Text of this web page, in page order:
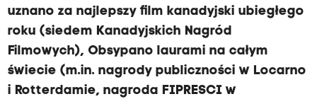
uznano za najlepszy film kanadyjski ubiegłego
roku (siedem Kanadyjskich Nagród
Filmowych), Obsypano laurami na całym
świecie (m.in. nagrody publiczności w Locarno
i Rotterdamie, nagroda FIPRESCI w